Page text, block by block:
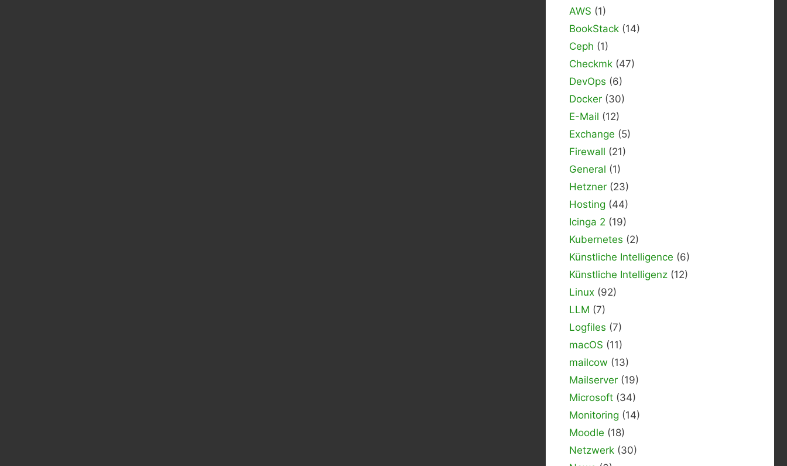
AWS (1)
BookStack (14)
Ceph (1)
Checkmk (47)
DevOps (6)
Docker (30)
E-Mail (12)
Exchange (5)
Firewall (21)
General (1)
Hetzner (23)
Hosting (44)
Icinga 2 (19)
Kubernetes (2)
Künstliche Intelligence (6)
Künstliche Intelligenz (12)
Linux (92)
LLM (7)
Logfiles (7)
macOS (11)
mailcow (13)
Mailserver (19)
Microsoft (34)
Monitoring (14)
Moodle (18)
Netzwerk (30)